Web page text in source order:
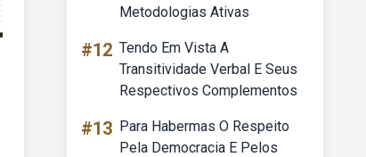
Metodologias Ativas
#12 Tendo Em Vista A
Transitividade Verbal E Seus
Respectivos Complementos
#13 Para Habermas O Respeito
Pela Democracia E Pelos